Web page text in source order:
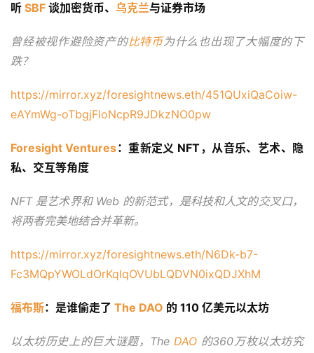
页
快
信
a
听 SBF 谈加密货币、 乌克兰与证券市场
曾经被视作避险资产的比特币为什么也出现了大幅度的下
跌？
https://mirror.xyz/foresightnews.eth/451QUxiQaCoiw-
eAYmWg-oTbgjFloNcpR9JDkzNO0pw
Foresight Ventures：重新定义 NFT，从音乐、艺术、隐
私、交互等角度
NFT 是艺术界和 Web 的新范式，是科技和人文的交叉口，
将两者完美地结合并革新。
https://mirror.xyz/foresightnews.eth/N6Dk-b7-
Fc3MQpYWOLdOrKqlqOVUbLQDVN0ixQDJXhM
福布斯：是谁偷走了 The DAO 的 110 亿美元以太坊
以太坊历史上的巨大谜题，The DAO 的360万枚以太坊究